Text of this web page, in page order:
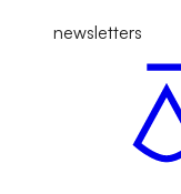
newsletters